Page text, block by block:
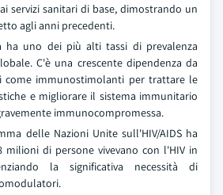
servizi sanitari di base, dimostrando un
agli anni precedenti.
ha uno dei più alti tassi di prevalenza
C'è una crescente dipendenza da
come immunostimolanti per trattare le
e migliorare il sistema immunitario
immunocompromessa.
delle Nazioni Unite sull'HIV/AIDS ha
milioni di persone vivevano con l'HIV in
la significativa necessità di